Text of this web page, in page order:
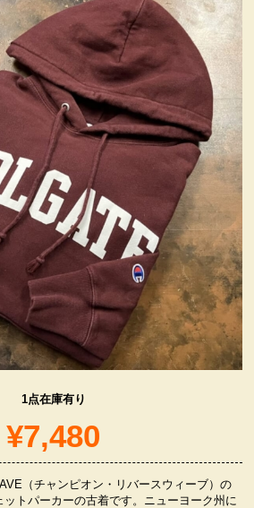
カテゴリー検索
ンテージ・グッズ
企業広告切り抜き
ァイヤーキング他
カコーラ・グッズ
ンパニー・グッズ
ラクター・グッズ
喫煙具
服飾小物雑貨
1点在庫有り
¥7,480
（チャンピオン・リバースウィーブ）の
トパーカーの古着です。ニューヨーク州に